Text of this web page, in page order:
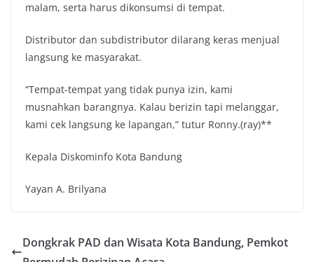
malam, serta harus dikonsumsi di tempat.
Distributor dan subdistributor dilarang keras menjual
langsung ke masyarakat.
“Tempat-tempat yang tidak punya izin, kami
musnahkan barangnya. Kalau berizin tapi melanggar,
kami cek langsung ke lapangan,” tutur Ronny.(ray)**
Kepala Diskominfo Kota Bandung
Yayan A. Brilyana
Dongkrak PAD dan Wisata Kota Bandung, Pemkot